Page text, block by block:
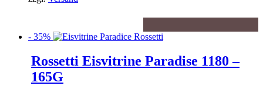
10.474,75€.
- 35%
Rossetti Eisvitrine Paradise 1180 –
165G